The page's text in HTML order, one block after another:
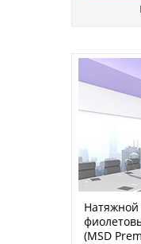
Натяжной
(MSD